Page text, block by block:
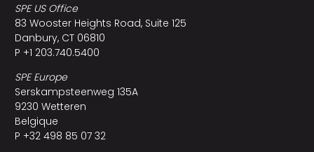
SPE US Office
83 Wooster Heights Road, Suite 125
Danbury, CT 06810
P +1 203.740.5400
SPE Europe
Serskampsteenweg 135A
9230 Wetteren
Belgique
P +32 498 85 07 32